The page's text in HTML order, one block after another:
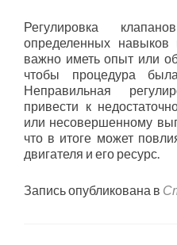
Регулировка
определенных навыков
важно иметь опыт или
чтобы процедура
Неправильная
привести к
или несовершенному
что в итоге может
двигателя и его ресурс.
Запись опубликована в